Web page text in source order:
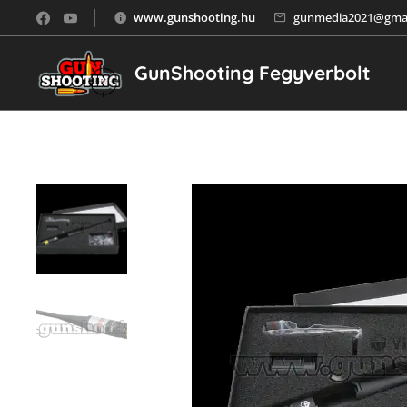
www.gunshooting.hu
GunShooting Fegyverbolt
Univerzális lézeres
Univerzális lézeres